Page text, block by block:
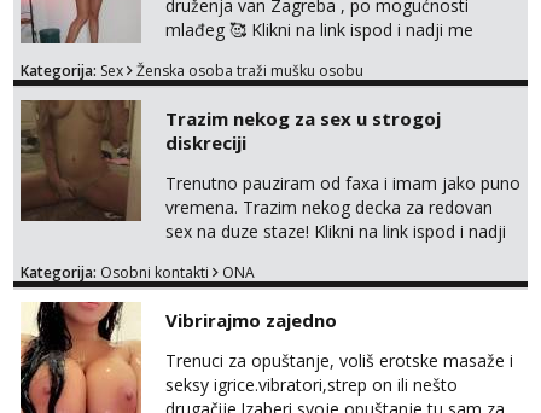
druženja van Zagreba , po mogućnosti
mlađeg 🥰 Klikni na link ispod i nadji me
Kategorija: Sex Ženska osoba traži mušku osobu
Trazim nekog za sex u strogoj
diskreciji
Trenutno pauziram od faxa i imam jako puno
vremena. Trazim nekog decka za redovan
sex na duze staze! Klikni na link ispod i nadji
Kategorija: Osobni kontakti ONA
Vibrirajmo zajedno
Trenuci za opuštanje, voliš erotske masaže i
seksy igrice.vibratori,strep on ili nešto